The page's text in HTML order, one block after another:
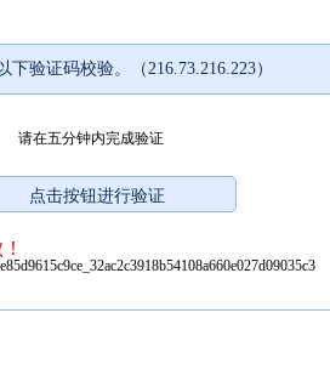
验证码校验。（216.73.216.223）
请在五分钟内完成验证